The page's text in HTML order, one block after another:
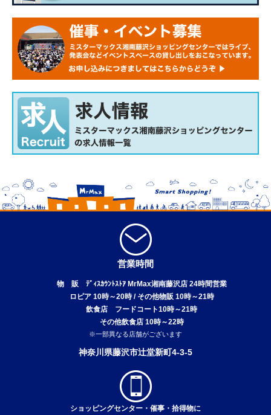
営業時間
物 販 ﾃﾞｨｽｶｳﾝﾄｽﾄｱ MrMax湘南藤沢店 24時間営業
ロピア 10時～20時 / その他物販 10時～21時
飲食店 フードコート10時～21時
その他飲食店 10時～22時
※一部異なる店舗がございます
神奈川県藤沢市辻堂新町4-3-5
ショッピングセンター・催事・拾得物に